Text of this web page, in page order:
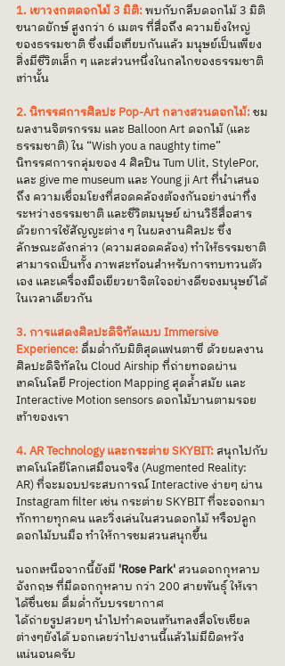
1. เขาวงกตดอกไม้ 3 มิติ:พบกับกลีบดอกไม้ 3 มิติ
ขนาดยักษ์ สูงกว่า 6 เมตร ที่สื่อถึง ความยิ่งใหญ่
ของธรรมชาติ ซึ่งเมื่อเทียบกันแล้ว มนุษย์เป็นเพียง
สิ่งมีชีวิตเล็ก ๆ และส่วนหนึ่งในกลไกของธรรมชาติ
เท่านั้น
2. นิทรรศการศิลปะ Pop-Art กลางสวนดอกไม้: ชม
ผลงานจิตรกรรม และ Balloon Art ดอกไม้ (และ
ธรรมชาติ) ใน “Wish you a naughty time”
นิทรรศการกลุ่มของ 4 ศิลปิน Tum Ulit, StylePor,
และ give me museum และ Young ji Art ที่นำเสนอ
ถึง ความเชื่อมโยงที่สอดคล้องต้องกันอย่างน่าทึ่ง
ระหว่างธรรมชาติ และชีวิตมนุษย์ ผ่านวิธีสื่อสาร
ด้วยการใช้สัญญะต่าง ๆ ในผลงานศิลปะ ซึ่ง
ลักษณะดังกล่าว (ความสอดคล้อง) ทำให้ธรรมชาติ
สามารถเป็นทั้ง ภาพสะท้อนสำหรับการทบทวนตัว
เอง และเครื่องมือเยียวยาจิตใจอย่างดีของมนุษย์ได้
ในเวลาเดียวกัน
3. การแสดงศิลปะดิจิทัลแบบ Immersive
Experience: ดื่มด่ำกับมิติสุดแฟนตาซี ด้วยผลงาน
ศิลปะดิจิทัลใน Cloud Airship ที่ถ่ายทอดผ่าน
เทคโนโลยี Projection Mapping สุดล้ำสมัย และ
Interactive Motion sensors ดอกไม้บานตามรอย
เท้าของเรา
4. AR Technology และกระต่าย SKYBIT: สนุกไปกับ
เทคโนโลยีโลกเสมือนจริง (Augmented Reality:
AR) ที่จะมอบประสบการณ์ Interactive ง่ายๆ ผ่าน
Instagram filter เช่น กระต่าย SKYBIT ที่จะออกมา
ทักทายทุกคน และวิ่งเล่นในสวนดอกไม้ หรือปลูก
ดอกไม้บนมือ ทำให้การชมสวนสนุกขึ้น
นอกเหนือจากนี้ยังมี 'Rose Park' สวนดอกกุหลาบ
อังกฤษ ที่มีดอกกุหลาบ กว่า 200 สายพันธุ์ ให้เรา
ได้ชื่นชม ดื่มด่ำกับบรรยากาศ
ได้ถ่ายรูปสวยๆ นำไปทำคอนเท้นทลงสื่อโซเชียล
ต่างๆยังได้ บอกเลยว่าไปงานนี้แล้วไม่มีผิดหวัง
แน่นอนครับ